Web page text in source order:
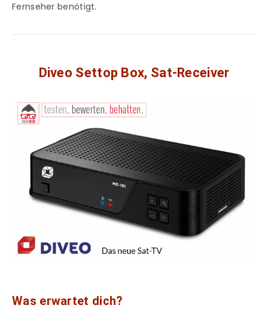
Fernseher benötigt.
Diveo Settop Box, Sat-Receiver
Was erwartet dich?